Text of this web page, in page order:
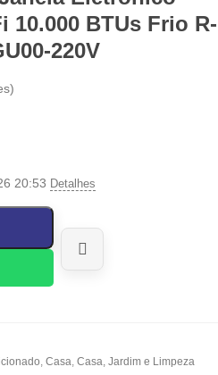
10.000 BTUs Frio R-
220V
20:53 Detalhes
, Casa, Casa, Jardim e Limpeza